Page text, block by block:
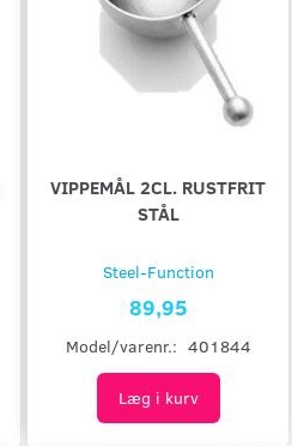
VIPPEMÅL 2CL. RUSTFRIT
STÅL
Steel-Function
89,95
Model/varenr.: 401844
Læg i kurv